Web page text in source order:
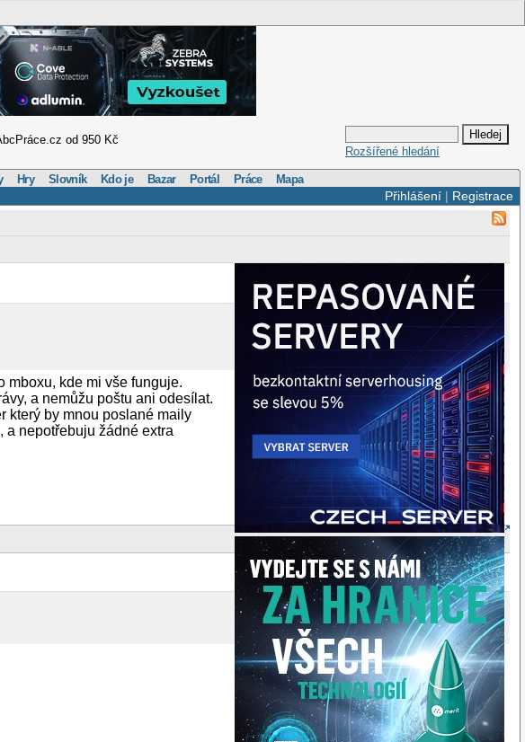
od 950 Kč
Rozšířené hledání
Hry Slovník Kdo je Bazar Portál Práce Mapa
Přihlášení| Registrace
mboxu, kde mi vše funguje.
a nemůžu poštu ani odesílat.
který by mnou poslané maily
a nepotřebuju žádné extra